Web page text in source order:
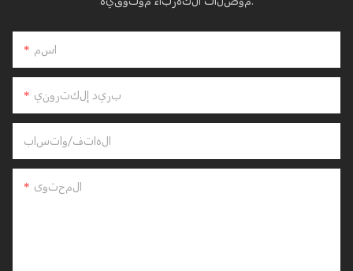
اسم
بريد إلكتروني
الهاتف/واتساب
المحتوى